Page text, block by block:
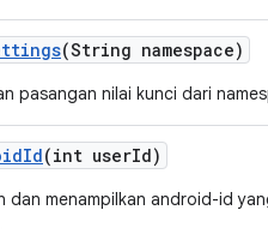
(String namespace)
pasangan nilai kunci dari
Id(int userId)
dan menampilkan android-id